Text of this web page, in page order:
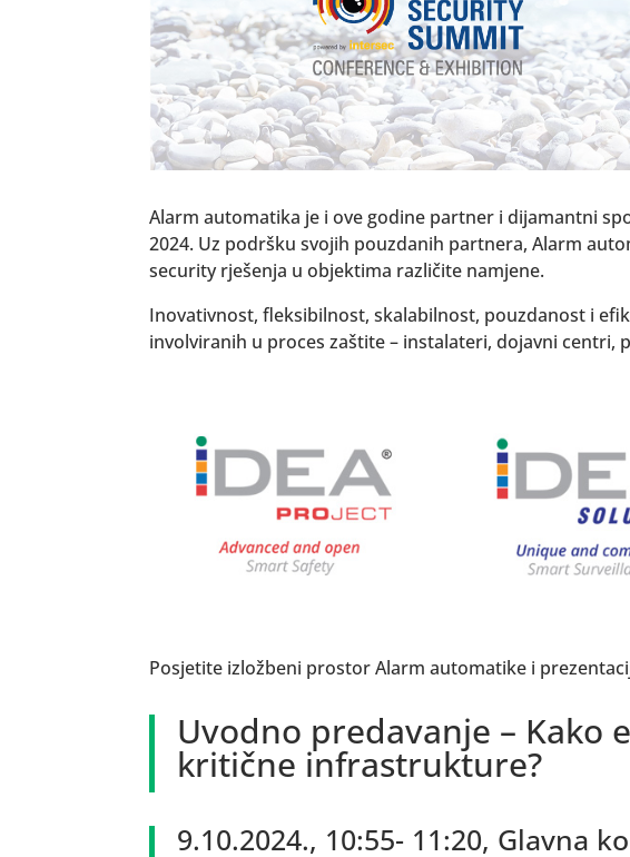
Alarm automatika je i ove godine partner i dijamantni
2024. Uz podršku svojih pouzdanih partnera, Alarm
security rješenja u objektima različite namjene.
Inovativnost, fleksibilnost, skalabilnost, pouzdanost i
involviranih u proces zaštite – instalateri, dojavni centri,
Posjetite izložbeni prostor Alarm automatike i
Uvodno predavanje – Kako
kritične infrastrukture?
9.10.2024., 10:55- 11:20, Glavna